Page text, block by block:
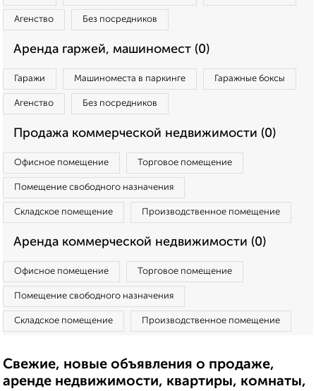
Агенство Без посредников
Аренда гаржей, машиномест (0)
Гаражи Машиноместа в паркинге Гаражные боксы
Агенство Без посредников
Продажа коммерческой недвижимости (0)
Офисное помещение Торговое помещение
Помещение свободного назначения
Складское помещение Производственное помещение
Аренда коммерческой недвижимости (0)
Офисное помещение Торговое помещение
Помещение свободного назначения
Складское помещение Производственное помещение
Свежие, новые объявления о продаже,
аренде недвижимости, квартиры, комнаты,